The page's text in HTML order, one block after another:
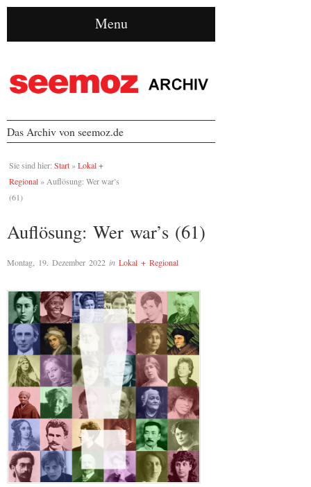
Menu
Das Archiv von seemoz.de
Sie sind hier: Start » Lokal +
Regional » Auflösung: Wer war’s
(61)
Auflösung: Wer war’s (61)
Montag, 19. Dezember 2022 in Lokal + Regional